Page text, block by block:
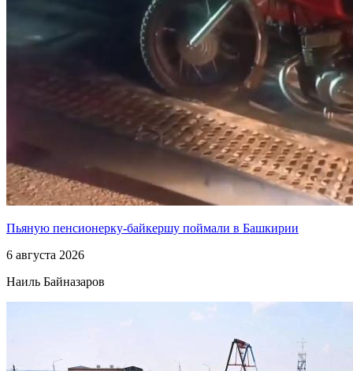
Пьяную пенсионерку-байкершу поймали в Башкирии
6 августа 2026
Наиль Байназаров